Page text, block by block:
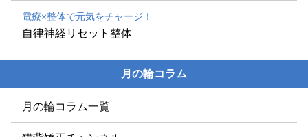
電療×整体で元気をチャージ！
自律神経リセット整体
月の輪コラム
月の輪コラム一覧